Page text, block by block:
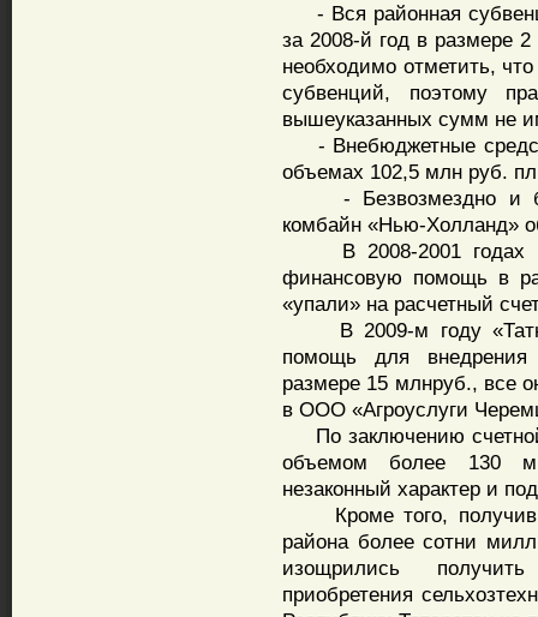
- Вся районная
за 2008-й год в размере
необходимо отметить,
субвенций, поэтому
вышеуказанных сумм не
- Внебюджетные
объемах 102,5 млн руб.
- Безвозмездно и
комбайн «Нью-Холланд»
В 2008-2001 годах
финансовую помощь в
«упали» на расчетный
В 2009-м году
помощь для внедрения
размере 15 млнруб., все
в ООО «Агроуслуги
По заключению
объемом более 130
незаконный характер и
Кроме того, получив
района более сотни
изощрились
приобретения